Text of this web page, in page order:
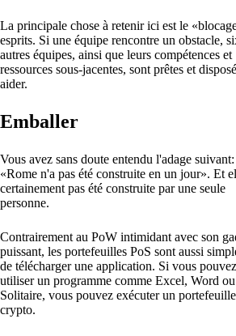
La principale chose à retenir ici est le
esprits. Si une équipe rencontre un obstacle,
autres équipes, ainsi que leurs compétences et
ressources sous-jacentes, sont prêtes et
aider.
Emballer
Vous avez sans doute entendu l'adage suivant:
«Rome n'a pas été construite en un jour». Et
certainement pas été construite par une seule
personne.
Contrairement au PoW intimidant avec son
puissant, les portefeuilles PoS sont aussi
de télécharger une application. Si vous pouvez
utiliser un programme comme Excel, Word
Solitaire, vous pouvez exécuter un portefeuille
crypto.